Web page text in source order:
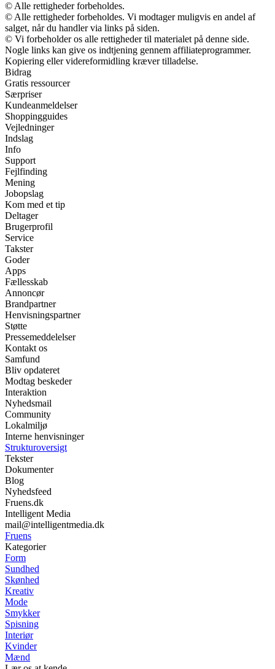
© Alle rettigheder forbeholdes.
© Alle rettigheder forbeholdes. Vi modtager muligvis en andel af
salget, når du handler via links på siden.
© Vi forbeholder os alle rettigheder til materialet på denne side.
Nogle links kan give os indtjening gennem affiliateprogrammer.
Kopiering eller videreformidling kræver tilladelse.
Bidrag
Gratis ressourcer
Særpriser
Kundeanmeldelser
Shoppingguides
Vejledninger
Indslag
Info
Support
Fejlfinding
Mening
Jobopslag
Kom med et tip
Deltager
Brugerprofil
Service
Takster
Goder
Apps
Fællesskab
Annoncør
Brandpartner
Henvisningspartner
Støtte
Pressemeddelelser
Kontakt os
Samfund
Bliv opdateret
Modtag beskeder
Interaktion
Nyhedsmail
Community
Lokalmiljø
Interne henvisninger
Strukturoversigt
Tekster
Dokumenter
Blog
Nyhedsfeed
Fruens.dk
Intelligent Media
mail@intelligentmedia.dk
Fruens
Kategorier
Form
Sundhed
Skønhed
Kreativ
Mode
Smykker
Spisning
Interiør
Kvinder
Mænd